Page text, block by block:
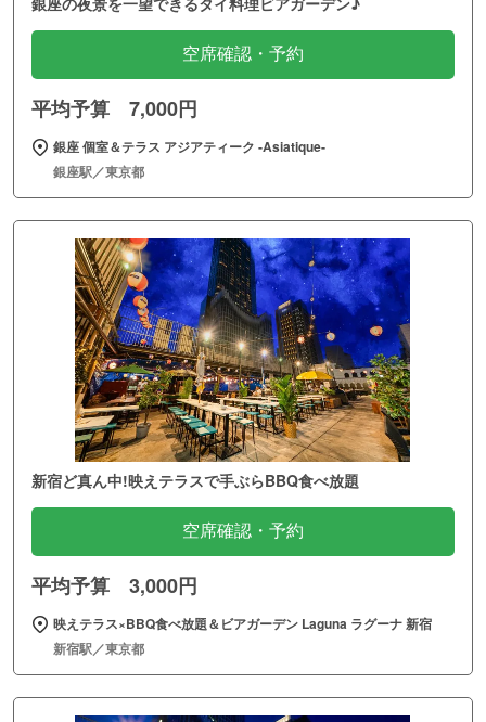
空席確認・予約
平均予算 7,000円
銀座 個室＆テラス アジアティーク ‐Asiatique‐
銀座駅／東京都
新宿ど真ん中!映えテラスで手ぶらBBQ食べ放題
空席確認・予約
平均予算 3,000円
映えテラス×BBQ食べ放題＆ビアガーデン Laguna ラグーナ 新宿
新宿駅／東京都